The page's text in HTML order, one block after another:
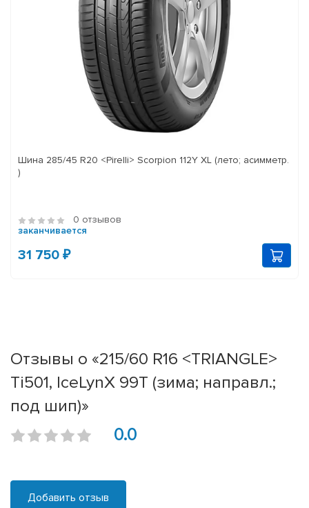
Шина 285/45 R20 <Pirelli> Scorpion 112Y XL (лето; асимметр.
)
0 отзывов
заканчивается
31 750 ₽
Отзывы о «215/60 R16 <TRIANGLE>
Ti501, IceLynX 99T (зима; направл.;
под шип)»
0.0
Добавить отзыв